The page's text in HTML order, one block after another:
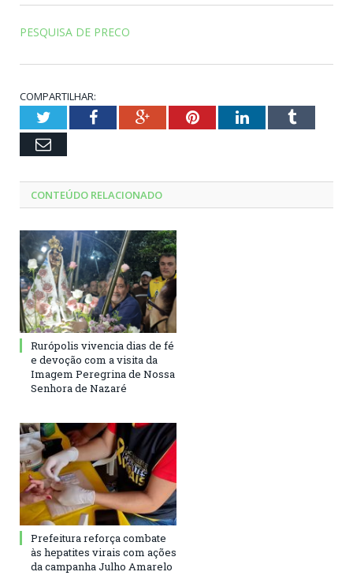
PESQUISA DE PRECO
COMPARTILHAR:
TwitterFacebookGoogle+PinterestLinkedInTumblr
Email
CONTEÚDO RELACIONADO
Rurópolis vivencia dias de fé
e devoção com a visita da
Imagem Peregrina de Nossa
Senhora de Nazaré
Prefeitura reforça combate
às hepatites virais com ações
da campanha Julho Amarelo